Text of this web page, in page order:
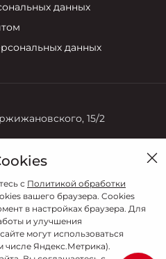
данных
данных
15/2
с Политикой обработки
вашего браузера. Cookies
в настройках браузера. Для
и улучшения
могут использоваться
числе Яндекс.Метрика).